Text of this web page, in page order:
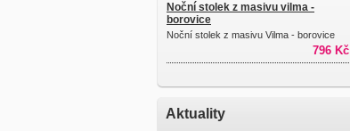
Noční stolek z masivu vilma -
borovice
Noční stolek z masivu Vilma - borovice
796 Kč
Aktuality